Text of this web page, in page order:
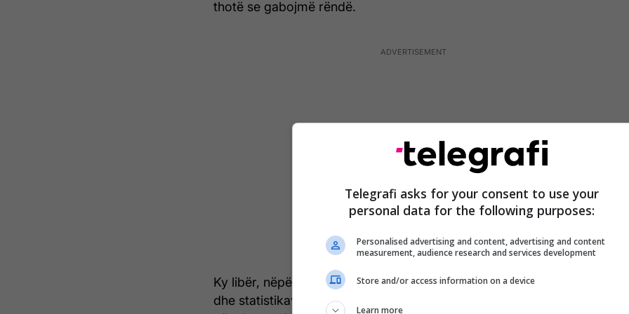
thotë se gabojmë rëndë.
Ky libër, nëpërmjet shumë fakteve të dokumentuara, referencave
dhe statistikave të kohës, na rrëfen një anë tjetër të shtypjes që
Telegrafi asks for your consent to use your
personal data for the following purposes:
Personalised advertising and content, advertising and content
measurement, audience research and services development
Store and/or access information on a device
Learn more